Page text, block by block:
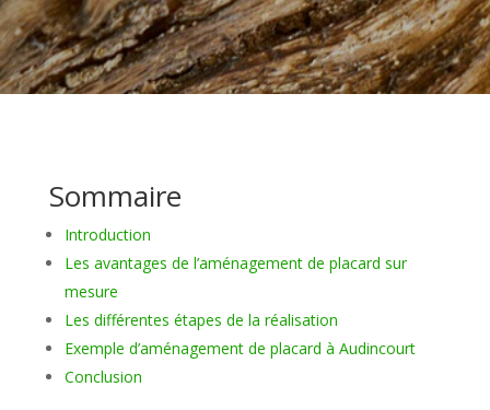
Sommaire
Introduction
Les avantages de l’aménagement de placard sur
mesure
Les différentes étapes de la réalisation
Exemple d’aménagement de placard à Audincourt
Conclusion